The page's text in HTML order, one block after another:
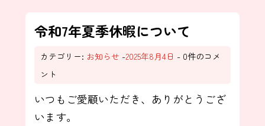
令和7年夏季休暇について
カテゴリー: お知らせ -2025年8月4日 - 0件のコメ
ント
いつもご愛顧いただき、ありがとうござ
います。